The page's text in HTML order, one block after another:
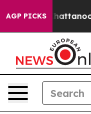
AGP PICKS
in Chattanooga.